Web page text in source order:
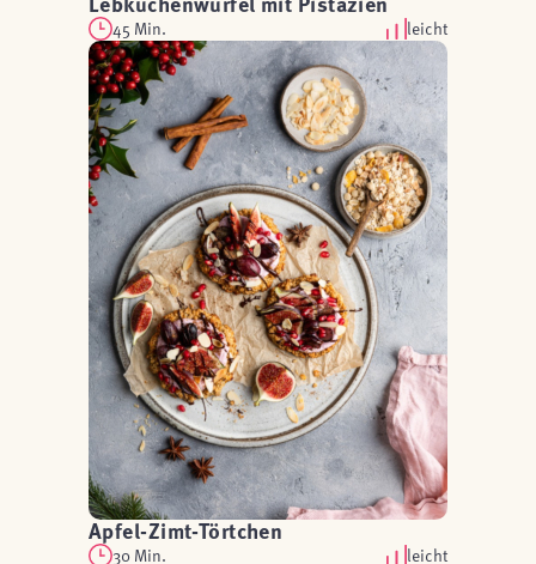
45 Min. leicht
Apfel-Zimt-Törtchen
30 Min. leicht